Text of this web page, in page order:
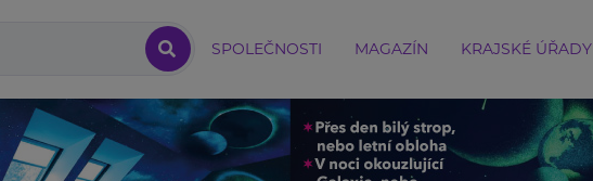
SPOLEČNOSTI MAGAZÍN KRAJSKÉ ÚŘADY